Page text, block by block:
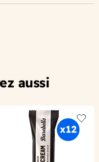
aussi
Add